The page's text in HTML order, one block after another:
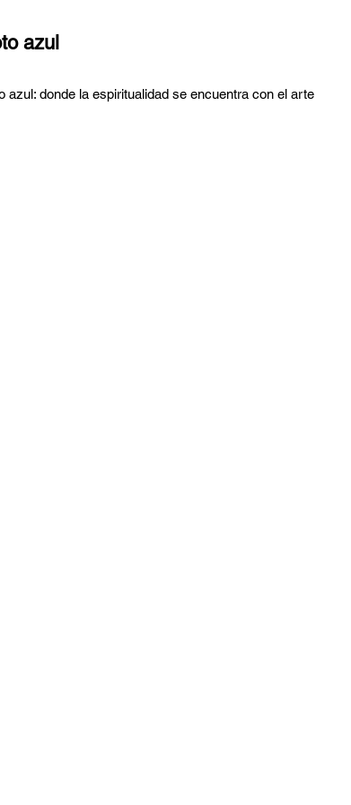
azul
azul: donde la espiritualidad se encuentra con el arte